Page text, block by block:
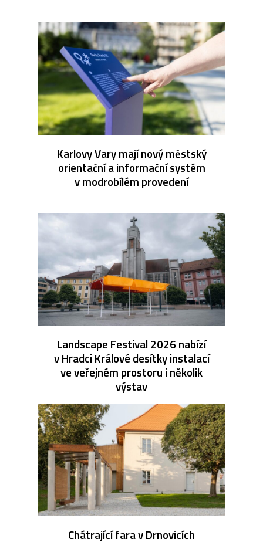
Karlovy Vary mají nový městský
orientační a informační systém
v modrobílém provedení
Landscape Festival 2026 nabízí
v Hradci Králové desítky instalací
ve veřejném prostoru i několik
výstav
Chátrající fara v Drnovicích